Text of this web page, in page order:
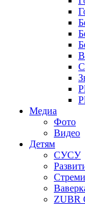
Медиа
Фото
Видео
Детям
СУСУ
ZUBR